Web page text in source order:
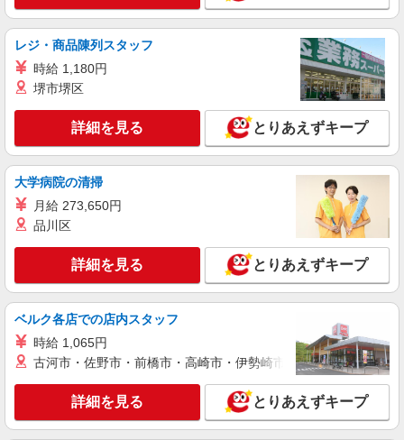
レジ・商品陳列スタッフ
時給 1,180円
堺市堺区
詳細を見る とりあえずキープ
大学病院の清掃
月給 273,650円
品川区
詳細を見る とりあえずキープ
ベルク各店での店内スタッフ
時給 1,065円
古河市・佐野市・前橋市・高崎市・伊勢崎市・太田市・館林市
詳細を見る とりあえずキープ